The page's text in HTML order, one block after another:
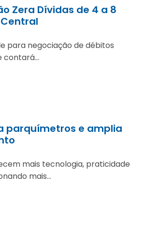
Zera Dívidas de 4 a 8
para negociação de débitos
contará...
parquímetros e amplia
mais tecnologia, praticidade
mais...